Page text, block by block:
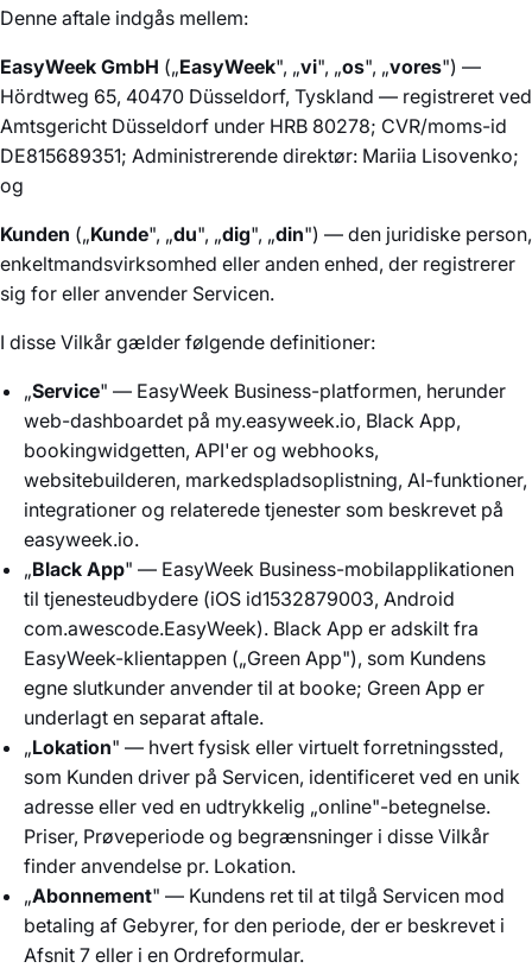
Denne aftale indgås mellem:
EasyWeek GmbH („EasyWeek", „vi", „os", „vores") —
Hördtweg 65, 40470 Düsseldorf, Tyskland — registreret ved
Amtsgericht Düsseldorf under HRB 80278; CVR/moms-id
DE815689351; Administrerende direktør: Mariia Lisovenko;
og
Kunden („Kunde", „du", „dig", „din") — den juridiske person,
enkeltmandsvirksomhed eller anden enhed, der registrerer
sig for eller anvender Servicen.
I disse Vilkår gælder følgende definitioner:
„Service" — EasyWeek Business-platformen, herunder
web-dashboardet på my.easyweek.io, Black App,
bookingwidgetten, API'er og webhooks,
websitebuilderen, markedspladsoplistning, AI-funktioner,
integrationer og relaterede tjenester som beskrevet på
easyweek.io.
„Black App" — EasyWeek Business-mobilapplikationen
til tjenesteudbydere (iOS id1532879003, Android
com.awescode.EasyWeek). Black App er adskilt fra
EasyWeek-klientappen („Green App"), som Kundens
egne slutkunder anvender til at booke; Green App er
underlagt en separat aftale.
„Lokation" — hvert fysisk eller virtuelt forretningssted,
som Kunden driver på Servicen, identificeret ved en unik
adresse eller ved en udtrykkelig „online"-betegnelse.
Priser, Prøveperiode og begrænsninger i disse Vilkår
finder anvendelse pr. Lokation.
„Abonnement" — Kundens ret til at tilgå Servicen mod
betaling af Gebyrer, for den periode, der er beskrevet i
Afsnit 7 eller i en Ordreformular.